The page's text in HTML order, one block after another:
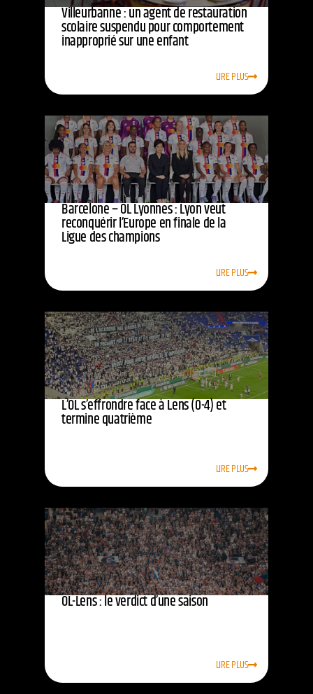
Villeurbanne : un agent de restauration
scolaire suspendu pour comportement
inapproprié sur une enfant
LIRE PLUS
Barcelone – OL Lyonnes : Lyon veut
reconquérir l’Europe en finale de la
Ligue des champions
LIRE PLUS
L’OL s’effrondre face à Lens (0-4) et
termine quatrième
LIRE PLUS
OL-Lens : le verdict d’une saison
LIRE PLUS